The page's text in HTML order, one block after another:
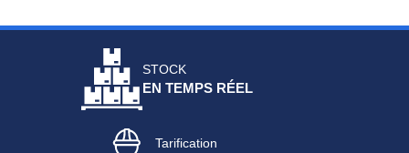
STOCK
EN TEMPS RÉEL
Tarification